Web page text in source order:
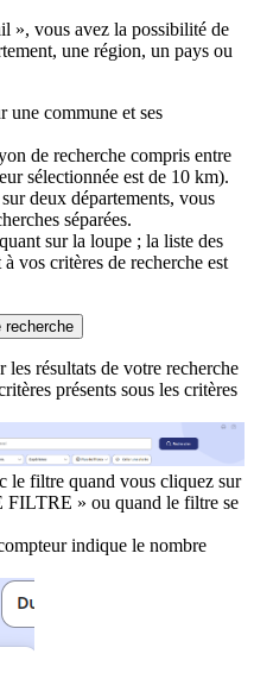
», vous avez la possibilité de
une région, un pays ou
une commune et ses
de recherche compris entre
sélectionnée est de 10 km).
deux départements, vous
séparées.
sur la loupe ; la liste des
vos critères de recherche est
recherche
résultats de votre recherche
présents sous les critères
le filtre quand vous cliquez sur
» ou quand le filtre se
indique le nombre